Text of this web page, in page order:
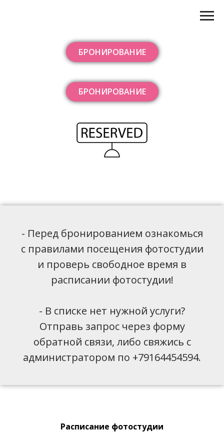
БРОНИРОВАНИЕ
БРОНИРОВАНИЕ
- Перед бронированием ознакомься
с правилами посещения фотостудии
и проверь свободное время в
расписании фотостудии!
- В списке нет нужной услуги?
Отправь запрос через форму
обратной связи, либо свяжись с
администратором по +79164454594.
Расписание фотостудии